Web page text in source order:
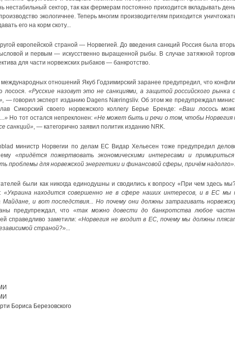
нестабильный сектор, так как фермерам постоянно приходится вкладывать
экологичнее. Теперь многим производителям приходится
его на корм скоту...
европейской страной — Норвегией. До введения санкций Россия была
и первым — искусственно выращенной рыбы. В случае затяжной
для части норвежских рыбаков — банкротство.
международных отношений Якуб Годзимирский заранее предупредил, что
лосося. «Русские назовут это не санкциями, а защитой российского рынка
— говорил эксперт изданию Dagens Næringsliv. Об этом же предупреждал
Сикорский своего норвежского коллегу Берье Бренде:«Ваш лосось
Но тот остался непреклонен: «Не может быть и речи о том, чтобы Норвегия
санкций», — категорично заявил политик изданию NRK.
министр Норвегии по делам ЕС Видар Хельесен тоже предупредил
«придётся пожертвовать экономическими интересами и
проблемы для норвежской энергетики и финансовой сферы, причём надолго».
были как никогда единодушны и сводились к вопросу «При чем здесь
«Украина находится совершенно не в сфере наших интересов, и в ЕС мы
и вот последствия... Но почему они должны затрагивать
предупреждал, что «так можно довести до банкротства любое
справедливо заметили:«Норвегия не входит в ЕС, почему мы должны
страной?»...
Бориса Березовского